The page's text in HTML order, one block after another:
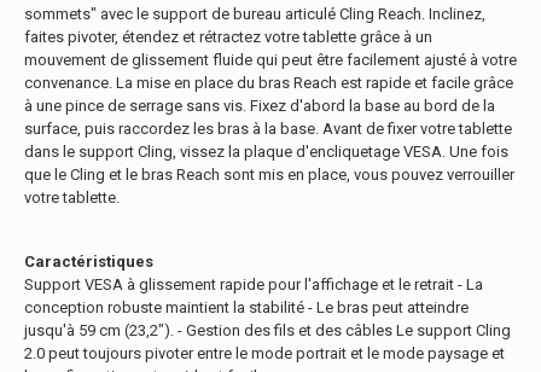
sommets" avec le support de bureau articulé Cling Reach. Inclinez,
faites pivoter, étendez et rétractez votre tablette grâce à un
mouvement de glissement fluide qui peut être facilement ajusté à votre
convenance. La mise en place du bras Reach est rapide et facile grâce
à une pince de serrage sans vis. Fixez d'abord la base au bord de la
surface, puis raccordez les bras à la base. Avant de fixer votre tablette
dans le support Cling, vissez la plaque d'encliquetage VESA. Une fois
que le Cling et le bras Reach sont mis en place, vous pouvez verrouiller
votre tablette.
Caractéristiques
Support VESA à glissement rapide pour l'affichage et le retrait - La
conception robuste maintient la stabilité - Le bras peut atteindre
jusqu'à 59 cm (23,2"). - Gestion des fils et des câbles Le support Cling
2.0 peut toujours pivoter entre le mode portrait et le mode paysage et